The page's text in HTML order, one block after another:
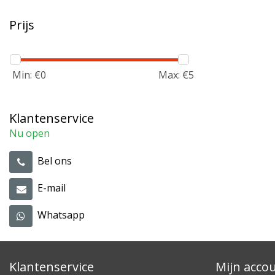
Prijs
Min: €0 Max: €5
Klantenservice
Nu open
Bel ons
E-mail
Whatsapp
Klantenservice Mijn